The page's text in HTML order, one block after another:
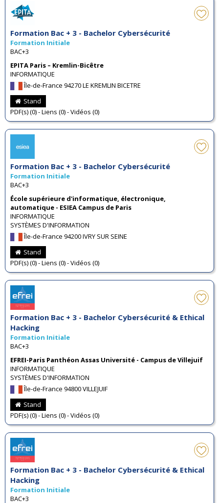
Formation Bac + 3 - Bachelor Cybersécurité
Formation Initiale
BAC+3
EPITA Paris – Kremlin-Bicêtre
INFORMATIQUE
Île-de-France 94270 LE KREMLIN BICETRE
Stand
PDF(s) (0) - Liens (0) - Vidéos (0)
Formation Bac + 3 - Bachelor Cybersécurité
Formation Initiale
BAC+3
École supérieure d'informatique, électronique,
automatique - ESIEA Campus de Paris
INFORMATIQUE
SYSTÈMES D'INFORMATION
Île-de-France 94200 IVRY SUR SEINE
Stand
PDF(s) (0) - Liens (0) - Vidéos (0)
Formation Bac + 3 - Bachelor Cybersécurité & Ethical
Hacking
Formation Initiale
BAC+3
EFREI-Paris Panthéon Assas Université - Campus de Villejuif
INFORMATIQUE
SYSTÈMES D'INFORMATION
Île-de-France 94800 VILLEJUIF
Stand
PDF(s) (0) - Liens (0) - Vidéos (0)
Formation Bac + 3 - Bachelor Cybersécurité & Ethical
Hacking
Formation Initiale
BAC+3